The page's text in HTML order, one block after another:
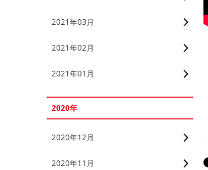
2021年03月
2021年02月
2021年01月
2020年
2020年12月
2020年11月